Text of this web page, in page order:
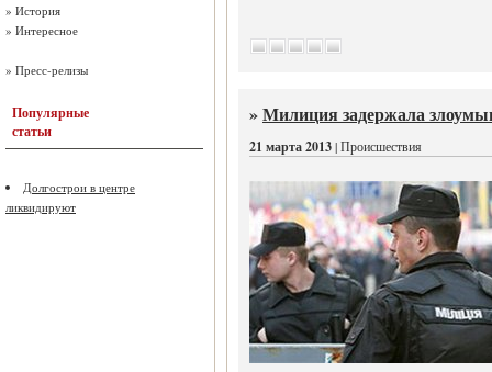
» История
» Интересное
» Пресс-релизы
Популярные
статьи
Долгострои в центре
ликвидируют
»Милиция задержала
21 марта 2013| Происшествия